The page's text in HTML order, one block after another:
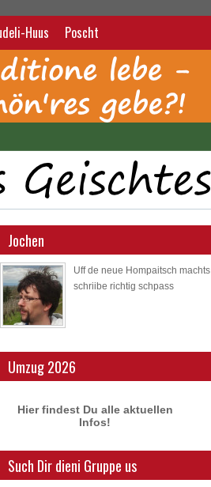
Huus Poscht
Jochen
Uff de neue Hompaitsch machts
schriibe richtig schpass
Umzug 2026
Hier findest Du alle aktuellen
Infos!
Such Dir dieni Gruppe us